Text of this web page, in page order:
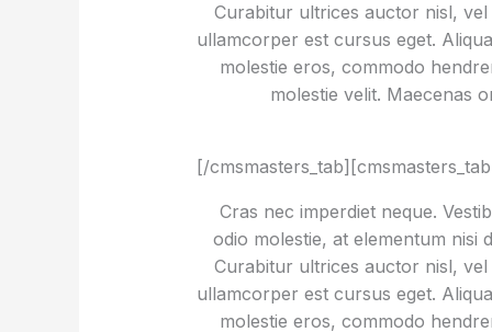
Curabitur ultrices auctor nisl, vel
ullamcorper est cursus eget.
molestie eros, commodo
molestie velit. Maecenas
[/
Cras nec imperdiet neque.
odio molestie, at elementum nisi
Curabitur ultrices auctor nisl, vel
ullamcorper est cursus eget.
molestie eros, commodo